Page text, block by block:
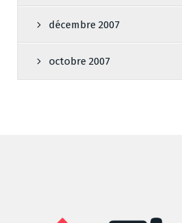
décembre 2007
octobre 2007